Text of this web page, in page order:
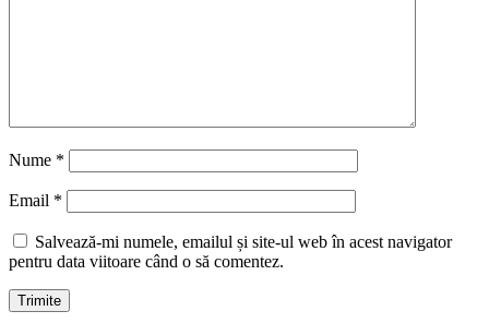
Nume *
Email *
Salvează-mi numele, emailul și site-ul web în acest navigator
pentru data viitoare când o să comentez.